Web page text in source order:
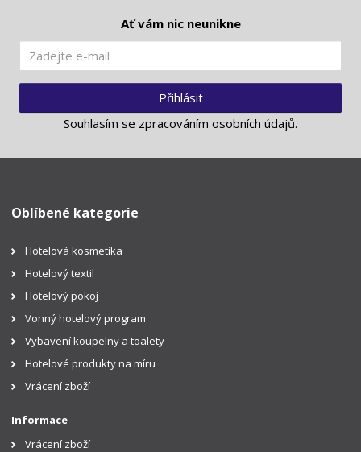
Ať vám nic neunikne
Přihlásit
Souhlasím se zpracováním osobních údajů.
Oblíbené kategorie
Hotelová kosmetika
Hotelový textil
Hotelový pokoj
Vonný hotelový program
Vybavení koupelny a toalety
Hotelové produkty na míru
Vrácení zboží
Informace
Vrácení zboží